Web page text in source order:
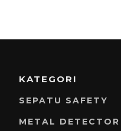
KATEGORI
SEPATU SAFETY
METAL DETECTOR